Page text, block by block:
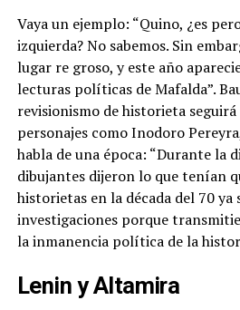
Vaya un ejemplo: “Quino, ¿es
izquierda? No sabemos. Sin
lugar re groso, y este año
lecturas políticas de Mafalda”.
revisionismo de historieta seguirá
personajes como Inodoro
habla de una época: “Durante la
dibujantes dijeron lo que tenían
historietas en la década del 70 ya
investigaciones porque
la inmanencia política de la
Lenin y Altamira